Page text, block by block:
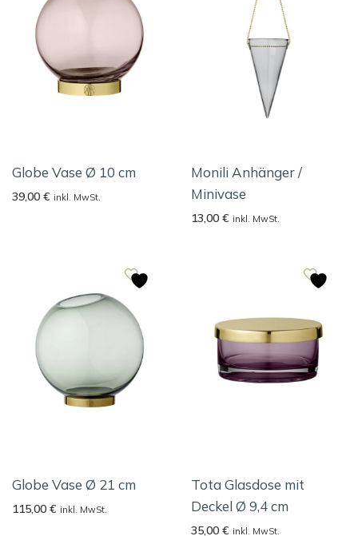
Globe Vase Ø 10 cm
39,00 € inkl. MwSt.
Monili Anhänger /
Minivase
13,00 € inkl. MwSt.
Globe Vase Ø 21 cm
115,00 € inkl. MwSt.
Tota Glasdose mit
Deckel Ø 9,4 cm
35,00 € inkl. MwSt.